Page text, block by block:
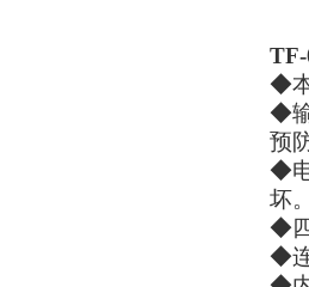
◆
◆
预
◆
坏。
◆
◆